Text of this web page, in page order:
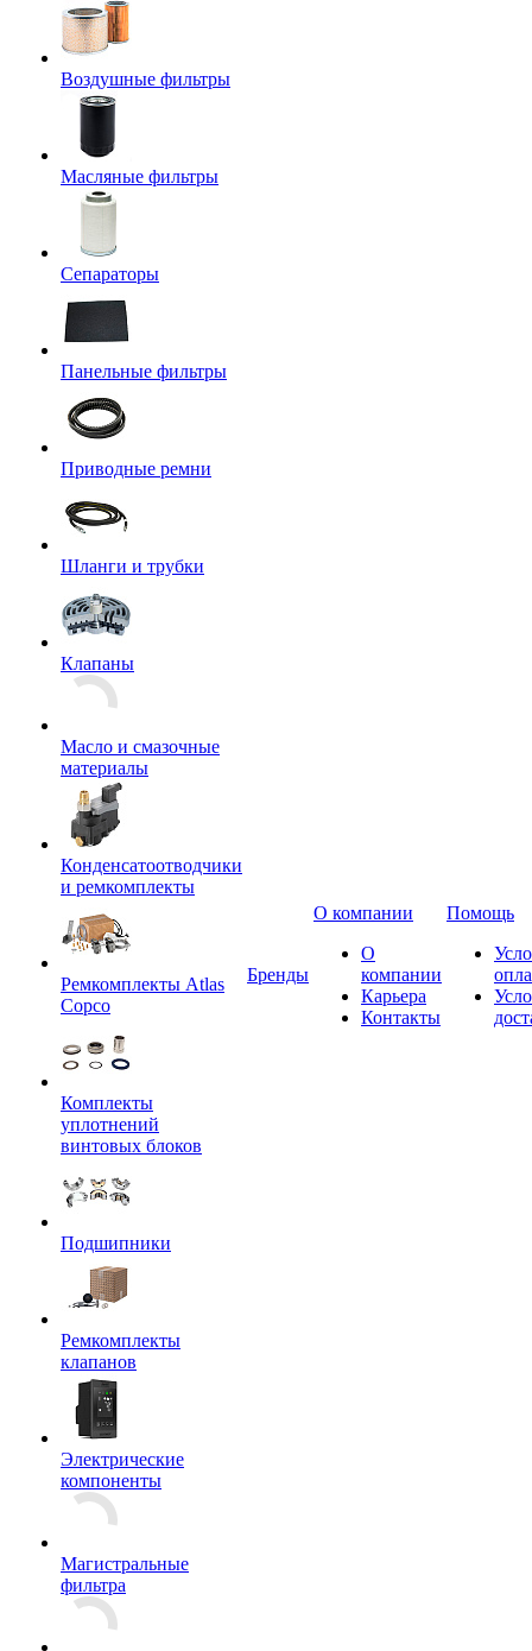
Воздушные фильтры
Масляные фильтры
Сепараторы
Панельные фильтры
Приводные ремни
Шланги и трубки
Клапаны
Масло и смазочные
материалы
Конденсатоотводчики
и ремкомплекты
Ремкомплекты Atlas
Copco
Комплекты
уплотнений
винтовых блоков
Подшипники
Ремкомплекты
клапанов
Электрические
компоненты
Магистральные
фильтра
Бренды
О компании
О
компании
Карьера
Контакты
Помощь